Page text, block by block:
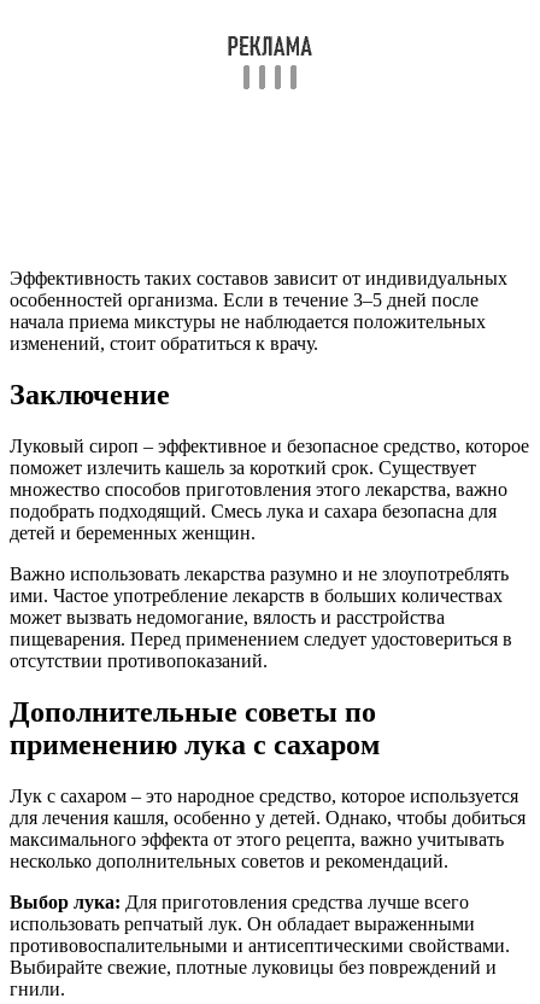
Луковый сироп – эффективное и безопасное средство, которое
поможет излечить кашель за короткий срок. Существует
отсутствии противопоказаний.
Дополнительные советы по
применению лука с сахаром
для лечения кашля, особенно у детей. Однако, чтобы добиться
максимального эффекта от этого рецепта, важно учитывать
несколько дополнительных советов и рекомендаций.
Выбор лука:Для приготовления средства лучше всего
использовать репчатый лук. Он обладает выраженными
противовоспалительными и антисептическими свойствами.
Выбирайте свежие, плотные луковицы без повреждений и
гнили.
Сахар:Для рецепта подойдет как обычный сахар, так и
коричневый. Коричневый сахар содержит больше минералов
есть диабет или другие противопоказания к употреблению
приготовления лука с сахаром. Один из самых простых – это
нарезать лук мелкими кубиками, посыпать сахаром и оставить
на несколько часов. В результате выделится сок, который
можно использовать для лечения кашля. Также можно
больше полезных веществ.
Дозировка:Рекомендуется давать детям по 1 чайной ложке
сока лука с сахаром 2-3 раза в день. Взрослым можно
увеличить дозу до 1 столовой ложки. Однако, если кашель не